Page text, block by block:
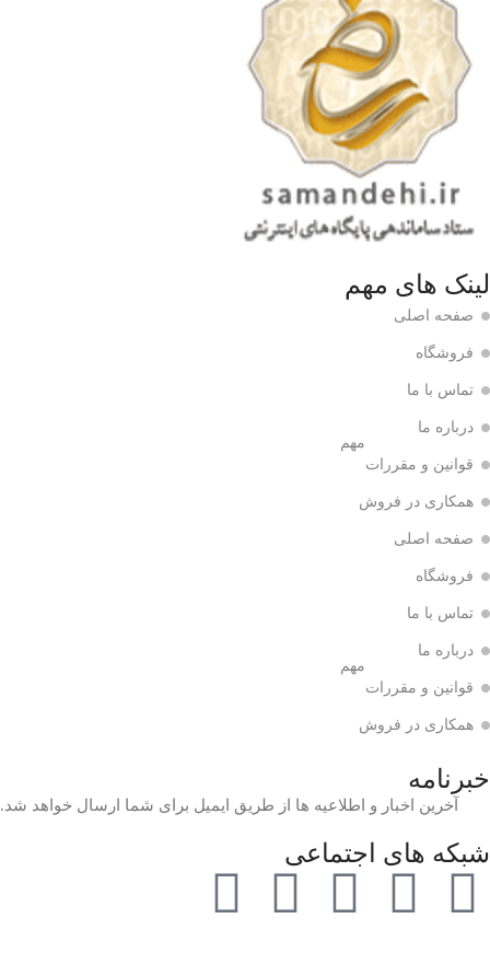
لینک های مهم
صفحه اصلی
فروشگاه
تماس با ما
درباره ما
قوانین و مقررات
مهم
همکاری در فروش
صفحه اصلی
فروشگاه
تماس با ما
درباره ما
قوانین و مقررات
مهم
همکاری در فروش
خبرنامه
آخرین اخبار و اطلاعیه ها از طریق ایمیل برای شما ارسال خواهد شد.
شبکه های اجتماعی